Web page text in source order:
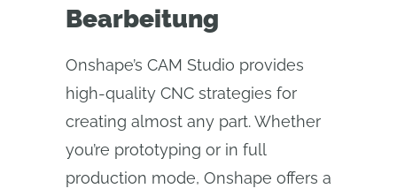
Bearbeitung
Onshape’s CAM Studio provides
high-quality CNC strategies for
creating almost any part. Whether
you’re prototyping or in full
production mode, Onshape offers a